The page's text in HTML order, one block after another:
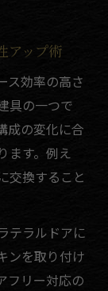
アップ術
ス効率の高さ
具の一つで
成の変化に合
ます。例え
交換すること
テラルドアに
ンを取り付け
フリー対応の